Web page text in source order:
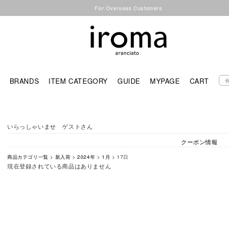
For Overseas Customers
BRANDS ITEM CATEGORY GUIDE MYPAGE CART
いらっしゃいませ ゲストさん
クーポン情報
商品カテゴリ一覧 > 新入荷 >2024年 > 1月 > 17日
現在登録されている商品はありません